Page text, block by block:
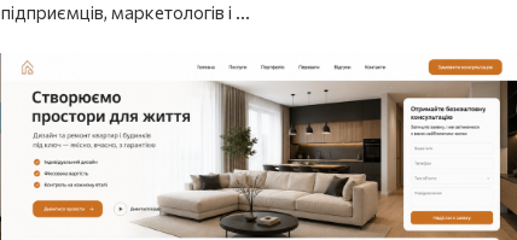
підприємців, маркетологів і …